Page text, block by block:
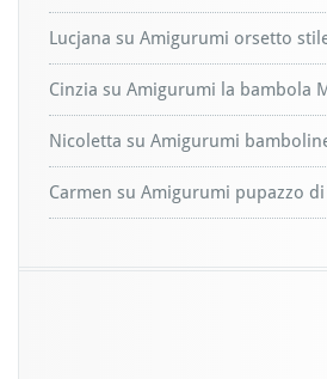
Lucjana su Amigurumi orsetto
Cinzia su Amigurumi la bambola
Nicoletta su Amigurumi
Carmen su Amigurumi pupazzo di